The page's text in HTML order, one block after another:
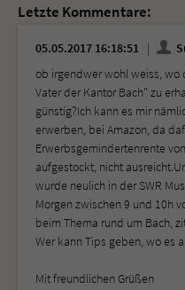
Letzte Kommentare:
05.05.2017 16:18:51
ob irgendwer wohl weiss, wo
Vater der Kantor Bach" zu
günstig?Ich kann es mir
erwerben, bei Amazon, da
Erwerbsgemindertenrente
aufgestockt, nicht
wurde neulich in der SWR
Morgen zwischen 9 und 10h
beim Thema rund um Bach,
Wer kann Tips geben, wo es
Mit freundlichen Grüßen